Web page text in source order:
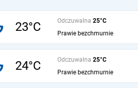
23°C Odczuwalna 25°C
Prawie bezchmurnie
24°C Odczuwalna 25°C
Prawie bezchmurnie